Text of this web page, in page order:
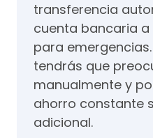
transferencia
cuenta bancaria
para
tendrás que
manualmente y
ahorro constante
adicional.